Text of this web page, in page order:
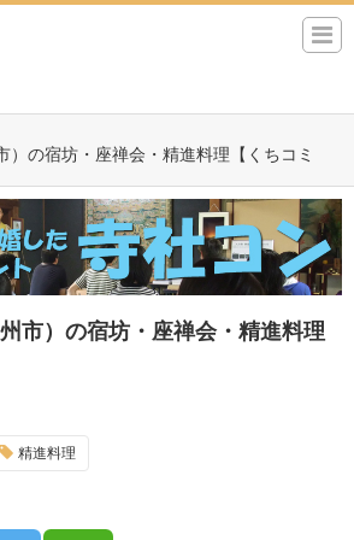
）の宿坊・座禅会・精進料理【くちコミ
市）の宿坊・座禅会・精進料理
精進料理